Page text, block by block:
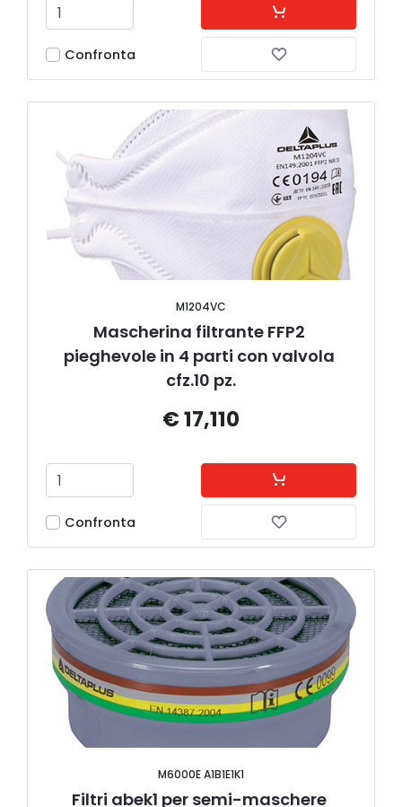
Confronta
M1204VC
Mascherina filtrante FFP2
pieghevole in 4 parti con valvola
cfz.10 pz.
€ 17,110
Confronta
M6000E A1B1E1K1
Filtri abek1 per semi-maschere